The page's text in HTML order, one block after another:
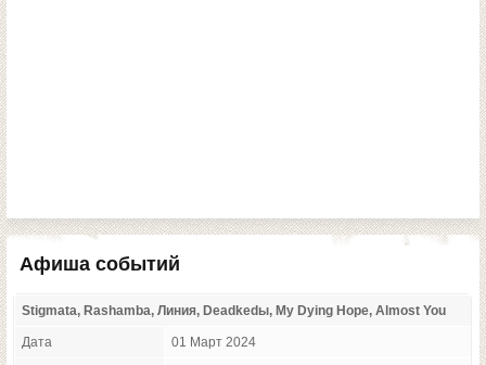
Афиша событий
Stigmata, Rashamba, Линия, Deadkedы, My Dying Hope, Almost You
Дата 01 Март 2024